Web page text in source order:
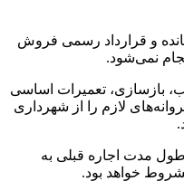
و قرارداد رسمی فروش
نمی‌شود.
بازسازی، تعمیرات اساسی
لازم را از شهرداری
مدت اجاره قبلی به
خواهد بود.